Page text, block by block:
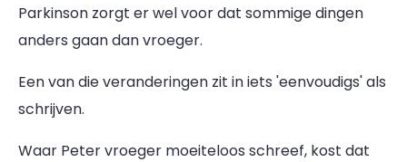
Parkinson zorgt er wel voor dat sommige dingen
anders gaan dan vroeger.
Een van die veranderingen zit in iets 'eenvoudigs' als
schrijven.
Waar Peter vroeger moeiteloos schreef, kost dat